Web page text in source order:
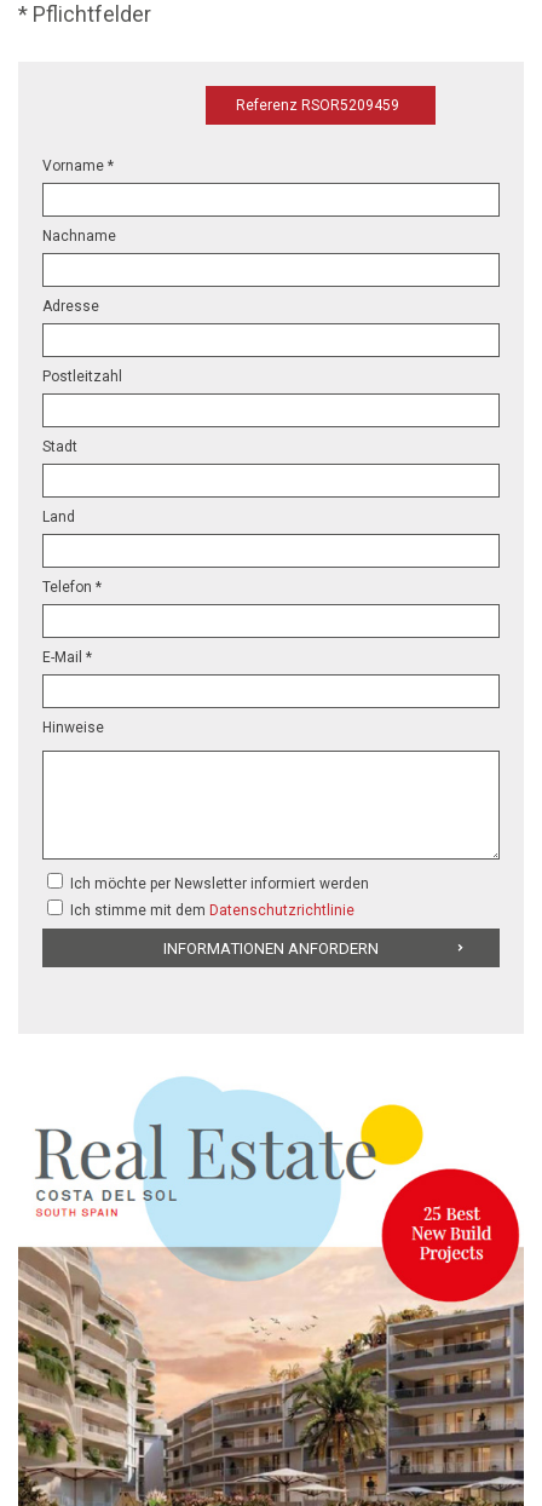
* Pflichtfelder
Referenz RSOR5209459
Vorname *
Nachname
Adresse
Postleitzahl
Stadt
Land
Telefon *
E-Mail *
Hinweise
Ich möchte per Newsletter informiert werden
Ich stimme mit dem Datenschutzrichtlinie